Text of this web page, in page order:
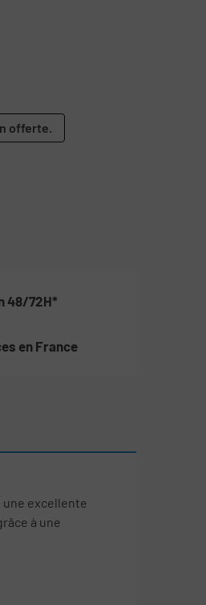
offerte.
48/72H*
en France
excellente
à une